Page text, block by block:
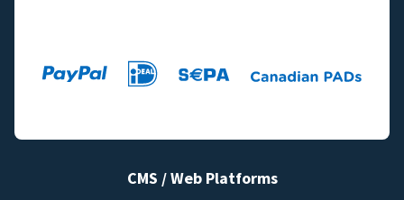
CMS / Web Platforms